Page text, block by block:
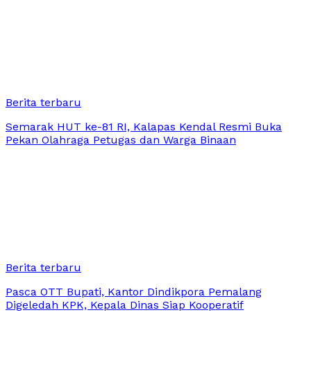
Berita terbaru
Semarak HUT ke-81 RI, Kalapas Kendal Resmi Buka
Pekan Olahraga Petugas dan Warga Binaan
Berita terbaru
Pasca OTT Bupati, Kantor Dindikpora Pemalang
Digeledah KPK, Kepala Dinas Siap Kooperatif